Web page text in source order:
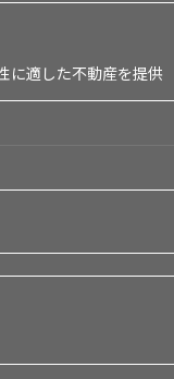
に適した不動産を提供